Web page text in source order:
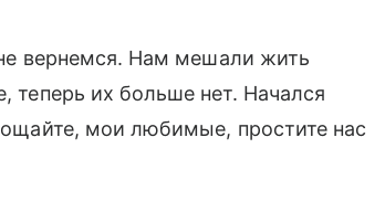
вернемся. Нам мешали жить
их больше нет. Начался
мои любимые, простите нас